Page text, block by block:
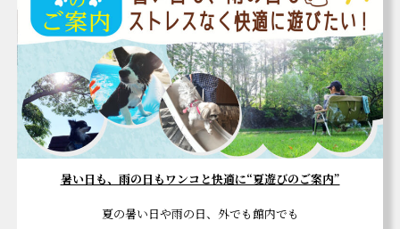
暑い日も、雨の日もワンコと快適に“夏遊びのご案内”
夏の暑い日や雨の日、外でも館内でも